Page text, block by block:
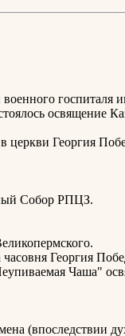
госпиталя
освящение
церкви Георгия
Собор РПЦЗ.
Георгия
Чаша"
(впоследствии